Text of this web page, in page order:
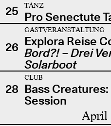
25
TANZ
Pro Senectute
26
GASTVERANSTALTUNG
Explora Reise
Bord?! – Drei
Solarboot
28
CLUB
Bass
Session
April